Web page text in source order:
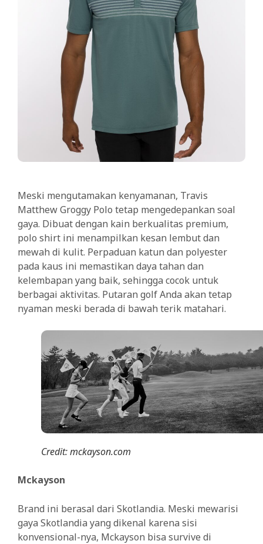
Meski mengutamakan kenyamanan, Travis
Matthew Groggy Polo tetap mengedepankan soal
gaya. Dibuat dengan kain berkualitas premium,
polo shirt ini menampilkan kesan lembut dan
mewah di kulit. Perpaduan katun dan polyester
pada kaus ini memastikan daya tahan dan
kelembapan yang baik, sehingga cocok untuk
berbagai aktivitas. Putaran golf Anda akan tetap
nyaman meski berada di bawah terik matahari.
Credit: mckayson.com
Mckayson
Brand ini berasal dari Skotlandia. Meski mewarisi
gaya Skotlandia yang dikenal karena sisi
konvensional-nya, Mckayson bisa survive di